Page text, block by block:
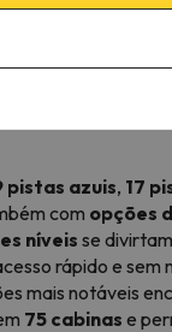
áreas de esqui
paisagens de
pistas azuis, 17
com opções
níveis se
rápido e sem
mais notáveis
75 cabinas e